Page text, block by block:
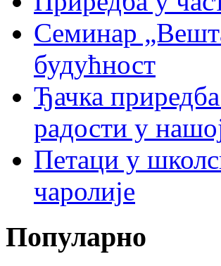
Семинар
будућност
Ђачка
радости у
Петаци у
чаролије
Популарно